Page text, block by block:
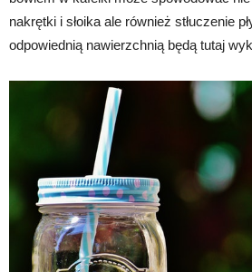
nakrętki i słoika ale również stłuczenie
odpowiednią nawierzchnią będą tutaj